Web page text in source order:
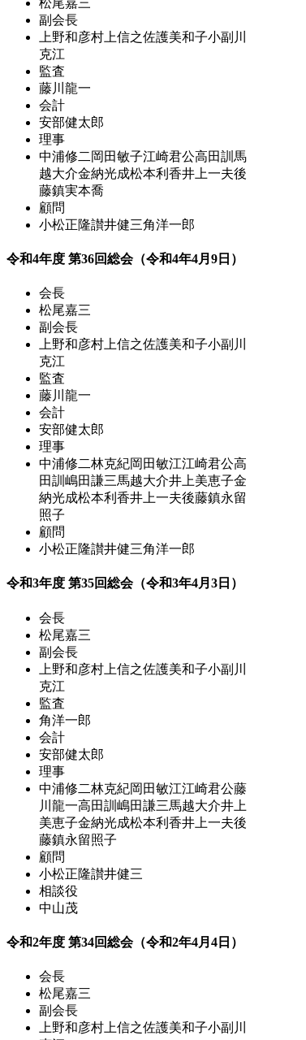
副会長
上野和彦村上信之佐護美和子小副川
克江
監査
藤川龍一
会計
安部健太郎
理事
中浦修二 岡田敏子江崎君公高田訓 馬
越大介金納光成松本利香井上一夫後
藤鎮実本喬
顧問
小松正隆讃井健三角洋一郎
令和4年度 第36回総会（令和4年4月9日）
会長
松尾嘉三
副会長
上野和彦村上信之佐護美和子小副川
克江
監査
藤川龍一
会計
安部健太郎
理事
中浦修二林克紀岡田敏江江崎君公高
田訓 嶋田謙三馬越大介井上美恵子金
納光成松本利香井上一夫後藤鎮永留
照子
顧問
小松正隆讃井健三角洋一郎
令和3年度 第35回総会（令和3年4月3日）
会長
松尾嘉三
副会長
上野和彦村上信之佐護美和子小副川
克江
監査
角洋一郎
会計
安部健太郎
理事
中浦修二林克紀岡田敏江江崎君公藤
川龍一高田訓 嶋田謙三馬越大介井上
美恵子金納光成松本利香井上一夫後
藤鎮永留照子
顧問
小松正隆讃井健三
相談役
中山茂
令和2年度 第34回総会（令和2年4月4日）
会長
松尾嘉三
副会長
上野和彦村上信之佐護美和子小副川